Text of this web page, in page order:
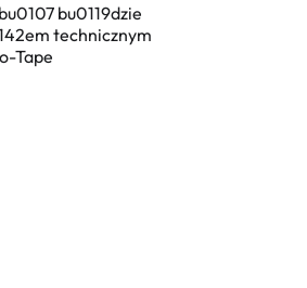
bu0119dzie
technicznym
Tape